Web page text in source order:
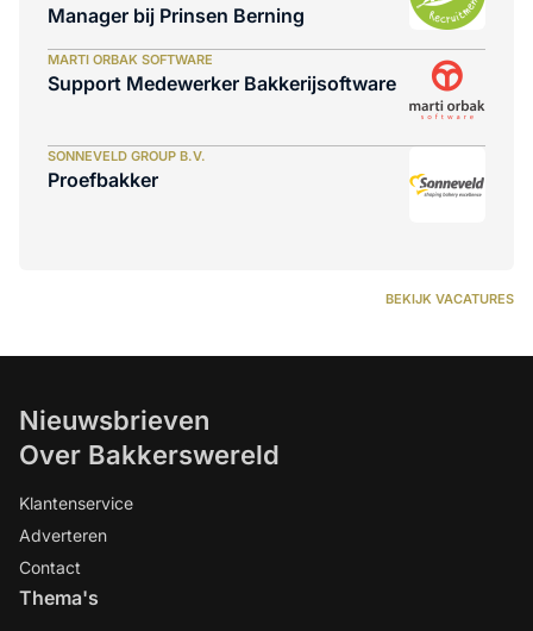
Manager bij Prinsen Berning
MARTI ORBAK SOFTWARE
Support Medewerker Bakkerijsoftware
SONNEVELD GROUP B.V.
Proefbakker
BEKIJK VACATURES
Nieuwsbrieven
Over Bakkerswereld
Klantenservice
Adverteren
Contact
Thema's